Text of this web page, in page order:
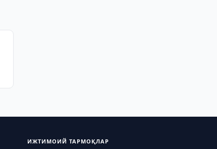
ИЖТИМОИЙ ТАРМОҚЛАР